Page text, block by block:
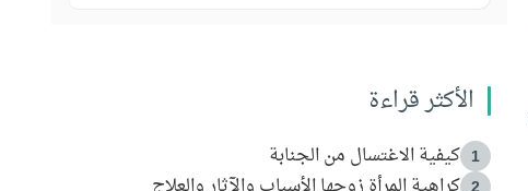
الأكثر قراءة
1 كيفية الاغتسال من الجنابة
2